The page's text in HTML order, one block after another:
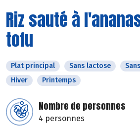
Riz sauté à
tofu
Plat principal Sans lactose
Hiver
Printemps
Nombre de personnes
4 personnes